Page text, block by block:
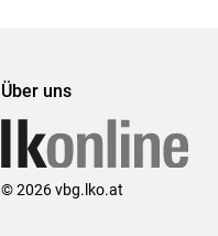
Über uns
© 2026 vbg.lko.at